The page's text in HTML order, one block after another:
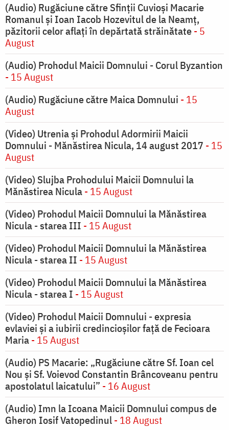
(Audio) Rugăciune către Sfinții Cuvioși Macarie
Romanul și Ioan Iacob Hozevitul de la Neamț,
păzitorii celor aflați în depărtată străinătate- 5
August
(Audio) Prohodul Maicii Domnului - Corul Byzantion
- 15 August
(Audio) Rugăciune către Maica Domnului - 15
August
(Video) Utrenia și Prohodul Adormirii Maicii
Domnului - Mănăstirea Nicula, 14 august 2017 - 15
August
(Video) Slujba Prohodului Maicii Domnului la
Mănăstirea Nicula- 15 August
(Video) Prohodul Maicii Domnului la Mănăstirea
Nicula - starea III - 15 August
(Video) Prohodul Maicii Domnului la Mănăstirea
Nicula - starea II - 15 August
(Video) Prohodul Maicii Domnului la Mănăstirea
Nicula - starea I - 15 August
(Video) Prohodul Maicii Domnului - expresia
evlaviei și a iubirii credincioșilor față de Fecioara
Maria- 15 August
(Audio) PS Macarie: „Rugăciune către Sf. Ioan cel
Nou și Sf. Voievod Constantin Brâncoveanu pentru
apostolatul laicatului” - 16 August
(Audio) Imn la Icoana Maicii Domnului compus de
Gheron Iosif Vatopedinul- 18 August